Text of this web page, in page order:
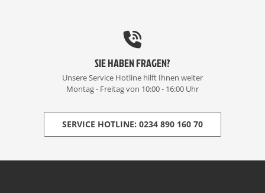
SIE HABEN FRAGEN?
Unsere Service Hotline hilft Ihnen weiter
Montag - Freitag von 10:00 - 16:00 Uhr
SERVICE HOTLINE: 0234 890 160 70